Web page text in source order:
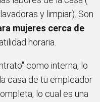
y limpiar). Son
mujeres cerca de
horaria.
como interna, lo
casa de tu empleador
lo cual es una